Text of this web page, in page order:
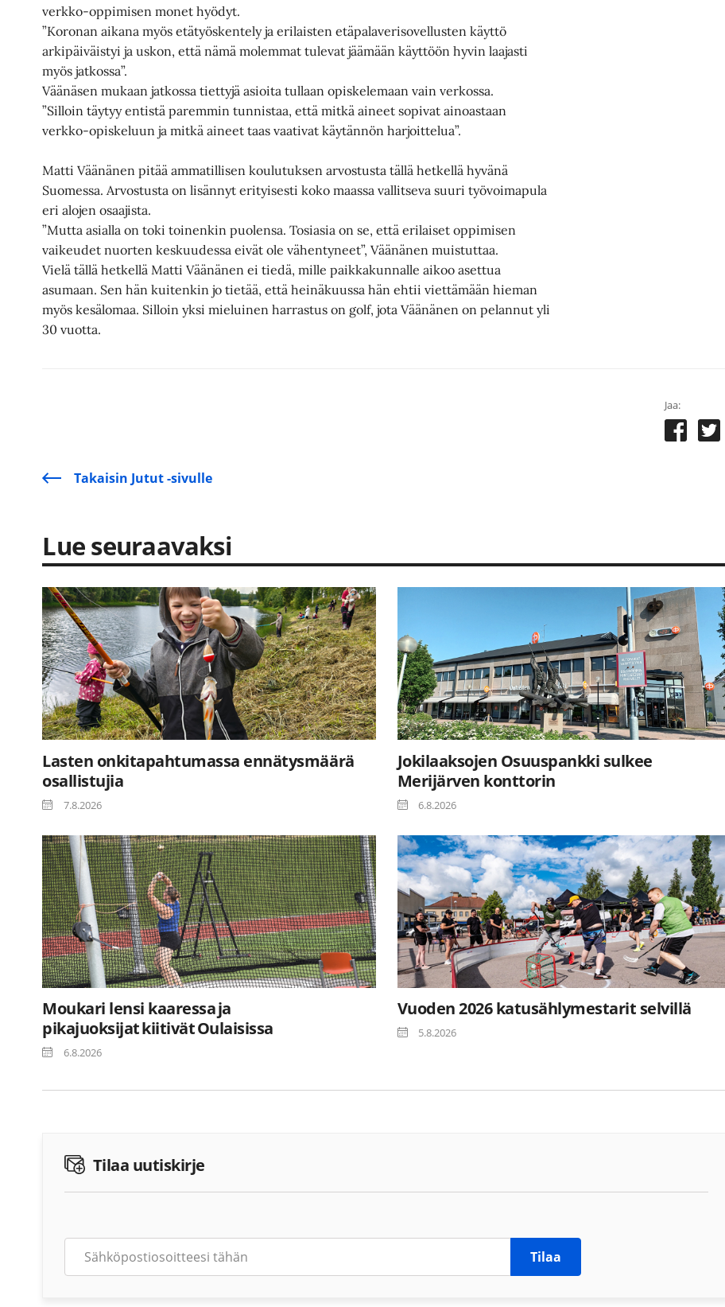
verkko-oppimisen monet hyödyt.
”Koronan aikana myös etätyöskentely ja erilaisten etäpalaverisovellusten käyttö
arkipäiväistyi ja uskon, että nämä molemmat tulevat jäämään käyttöön hyvin laajasti
myös jatkossa”.
Väänäsen mukaan jatkossa tiettyjä asioita tullaan opiskelemaan vain verkossa.
”Silloin täytyy entistä paremmin tunnistaa, että mitkä aineet sopivat ainoastaan
verkko-opiskeluun ja mitkä aineet taas vaativat käytännön harjoittelua”.
Matti Väänänen pitää ammatillisen koulutuksen arvostusta tällä hetkellä hyvänä
Suomessa. Arvostusta on lisännyt erityisesti koko maassa vallitseva suuri työvoimapula
eri alojen osaajista.
”Mutta asialla on toki toinenkin puolensa. Tosiasia on se, että erilaiset oppimisen
vaikeudet nuorten keskuudessa eivät ole vähentyneet”, Väänänen muistuttaa.
Vielä tällä hetkellä Matti Väänänen ei tiedä, mille paikkakunnalle aikoo asettua
asumaan. Sen hän kuitenkin jo tietää, että heinäkuussa hän ehtii viettämään hieman
myös kesälomaa. Silloin yksi mieluinen harrastus on golf, jota Väänänen on pelannut yli
30 vuotta.
Jaa:
Takaisin Jutut -sivulle
Lue seuraavaksi
Lasten onkitapahtumassa ennätysmäärä
osallistujia
7.8.2026
Jokilaaksojen Osuuspankki sulkee
Merijärven konttorin
6.8.2026
Moukari lensi kaaressa ja
pikajuoksijat kiitivät Oulaisissa
6.8.2026
Vuoden 2026 katusählymestarit selvillä
5.8.2026
Tilaa uutiskirje
Tilaa